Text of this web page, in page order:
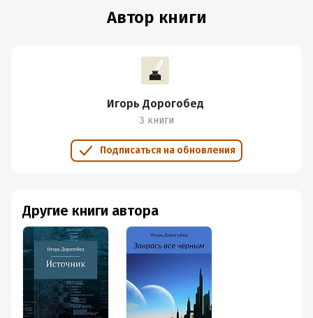
Автор книги
Игорь Дорогобед
3 книги
Подписаться на обновления
Другие книги автора